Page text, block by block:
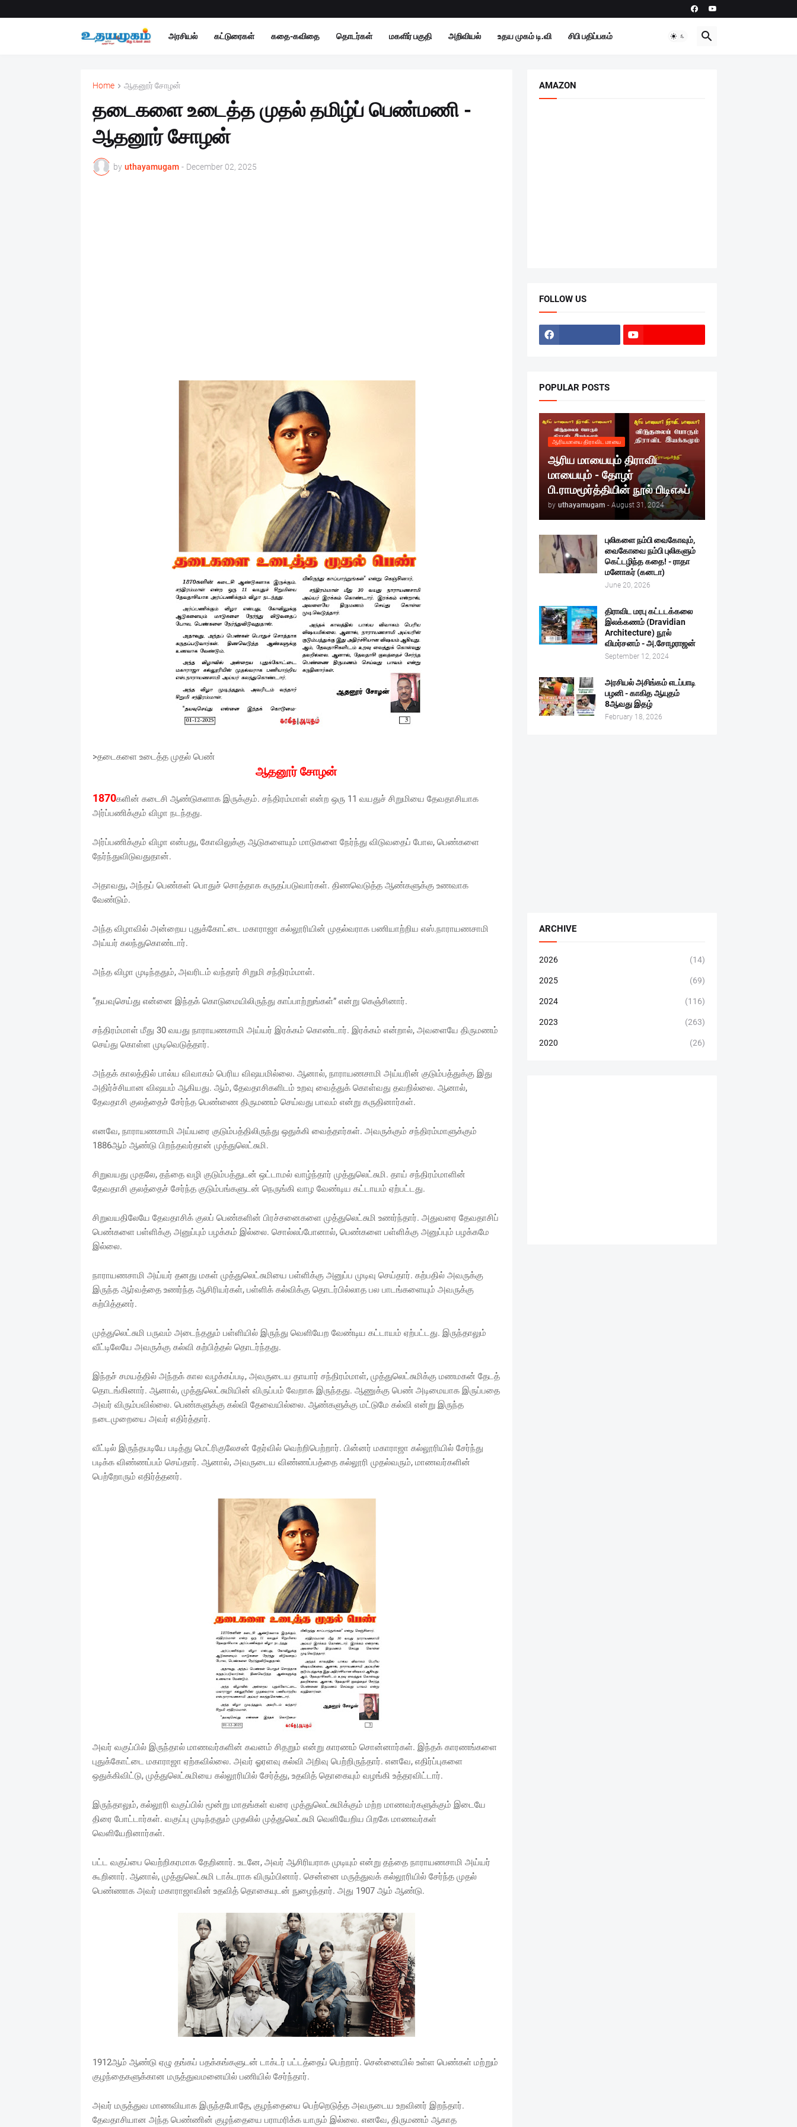
அரசியல் கட்டுரைகள் கதை-கவிதை தொடர்கள் மகளிர் பகுதி அறிவியல் உதய முகம் டி.வி சிபி பதிப்பகம்
Home ஆதனூர் சோழன்
தடைகளை உடைத்த முதல் தமிழ்ப் பெண்மணி -
ஆதனூர் சோழன்
by uthayamugam - December 02, 2025
>தடைகளை உடைத்த முதல் பெண்
ஆதனூர் சோழன்
1870களின் கடைசி ஆண்டுகளாக இருக்கும். சந்திரம்மாள் என்ற ஒரு 11 வயதுச் சிறுமியை தேவதாசியாக
அர்ப்பணிக்கும் விழா நடந்தது.
அர்ப்பணிக்கும் விழா என்பது, கோவிலுக்கு ஆடுகளையும் மாடுகளை நேர்ந்து விடுவதைப் போல, பெண்களை
நேர்ந்துவிடுவதுதான்.
அதாவது, அந்தப் பெண்கள் பொதுச் சொத்தாக கருதப்படுவார்கள். திணவெடுத்த ஆண்களுக்கு உணவாக
வேண்டும்.
அந்த விழாவில் அன்றைய புதுக்கோட்டை மகாராஜா கல்லூரியின் முதல்வராக பணியாற்றிய எஸ்.நாராயணசாமி
அய்யர் கலந்துகொண்டார்.
அந்த விழா முடிந்ததும், அவரிடம் வந்தார் சிறுமி சந்திரம்மாள்.
“தயவுசெய்து என்னை இந்தக் கொடுமையிலிருந்து காப்பாற்றுங்கள்” என்று கெஞ்சினார்.
சந்திரம்மாள் மீது 30 வயது நாராயணசாமி அய்யர் இரக்கம் கொண்டார். இரக்கம் என்றால், அவளையே திருமணம்
செய்து கொள்ள முடிவெடுத்தார்.
அந்தக் காலத்தில் பால்ய விவாகம் பெரிய விஷயமில்லை. ஆனால், நாராயணசாமி அய்யரின் குடும்பத்துக்கு இது
அதிர்ச்சியான விஷயம் ஆகியது. ஆம், தேவதாசிகளிடம் உறவு வைத்துக் கொள்வது தவறில்லை. ஆனால்,
தேவதாசி குலத்தைச் சேர்ந்த பெண்ணை திருமணம் செய்வது பாவம் என்று கருதினார்கள்.
எனவே, நாராயணசாமி அய்யரை குடும்பத்திலிருந்து ஒதுக்கி வைத்தார்கள். அவருக்கும் சந்திரம்மாளுக்கும்
1886ஆம் ஆண்டு பிறந்தவர்தான் முத்துலெட்சுமி.
சிறுவயது முதலே, தந்தை வழி குடும்பத்துடன் ஒட்டாமல் வாழ்ந்தார் முத்துலெட்சுமி. தாய் சந்திரம்மாளின்
தேவதாசி குலத்தைச் சேர்ந்த குடும்பங்களுடன் நெருங்கி வாழ வேண்டிய கட்டாயம் ஏற்பட்டது.
சிறுவயதிலேயே தேவதாசிக் குலப் பெண்களின் பிரச்சனைகளை முத்துலெட்சுமி உணர்ந்தார். அதுவரை தேவதாசிப்
பெண்களை பள்ளிக்கு அனுப்பும் பழக்கம் இல்லை. சொல்லப்போனால், பெண்களை பள்ளிக்கு அனுப்பும் பழக்கமே
இல்லை.
நாராயணசாமி அய்யர் தனது மகள் முத்துலெட்சுமியை பள்ளிக்கு அனுப்ப முடிவு செய்தார். கற்பதில் அவருக்கு
இருந்த ஆர்வத்தை உணர்ந்த ஆசிரியர்கள், பள்ளிக் கல்விக்கு தொடர்பில்லாத பல பாடங்களையும் அவருக்கு
கற்பித்தனர்.
முத்துலெட்சுமி பருவம் அடைந்ததும் பள்ளியில் இருந்து வெளியேற வேண்டிய கட்டாயம் ஏற்பட்டது. இருந்தாலும்
வீட்டிலேயே அவருக்கு கல்வி கற்பித்தல் தொடர்ந்தது.
இந்தச் சமயத்தில் அந்தக் கால வழக்கப்படி, அவருடைய தாயார் சந்திரம்மாள், முத்துலெட்சுமிக்கு மணமகன் தேடத்
தொடங்கினார். ஆனால், முத்துலெட்சுமியின் விருப்பம் வேறாக இருந்தது. ஆணுக்கு பெண் அடிமையாக இருப்பதை
அவர் விரும்பவில்லை. பெண்களுக்கு கல்வி தேவையில்லை. ஆண்களுக்கு மட்டுமே கல்வி என்று இருந்த
நடைமுறையை அவர் எதிர்த்தார்.
வீட்டில் இருந்தபடியே படித்து மெட்ரிகுலேசன் தேர்வில் வெற்றிபெற்றார். பின்னர் மகாராஜா கல்லூரியில் சேர்ந்து
படிக்க விண்ணப்பம் செய்தார். ஆனால், அவருடைய விண்ணப்பத்தை கல்லூரி முதல்வரும், மாணவர்களின்
பெற்றோரும் எதிர்த்தனர்.
அவர் வகுப்பில் இருந்தால் மாணவர்களின் கவனம் சிதறும் என்று காரணம் சொன்னார்கள். இந்தக் காரணங்களை
புதுக்கோட்டை மகாராஜா ஏற்கவில்லை. அவர் ஓரளவு கல்வி அறிவு பெற்றிருந்தார். எனவே, எதிர்ப்புகளை
ஒதுக்கிவிட்டு, முத்துலெட்சுமியை கல்லூரியில் சேர்த்து, உதவித் தொகையும் வழங்கி உத்தரவிட்டார்.
இருந்தாலும், கல்லூரி வகுப்பில் மூன்று மாதங்கள் வரை முத்துலெட்சுமிக்கும் மற்ற மாணவர்களுக்கும் இடையே
திரை போட்டார்கள். வகுப்பு முடிந்ததும் முதலில் முத்துலெட்சுமி வெளியேறிய பிறகே மாணவர்கள்
வெளியேறினார்கள்.
பட்ட வகுப்பை வெற்றிகரமாக தேறினார். உடனே, அவர் ஆசிரியராக முடியும் என்று தந்தை நாராயணசாமி அய்யர்
கூறினார். ஆனால், முத்துலெட்சுமி டாக்டராக விரும்பினார். சென்னை மருத்துவக் கல்லூரியில் சேர்ந்த முதல்
பெண்ணாக அவர் மகாராஜாவின் உதவித் தொகையுடன் நுழைந்தார். அது 1907 ஆம் ஆண்டு.
1912ஆம் ஆண்டு ஏழு தங்கப் பதக்கங்களுடன் டாக்டர் பட்டத்தைப் பெற்றார். சென்னையில் உள்ள பெண்கள் மற்றும்
குழந்தைகளுக்கான மருத்துவமனையில் பணியில் சேர்ந்தார்.
அவர் மருத்துவ மாணவியாக இருந்தபோதே, குழந்தையை பெற்றெடுத்த அவருடைய உறவினர் இறந்தார்.
தேவதாசியான அந்த பெண்ணின் குழந்தையை பராமரிக்க யாரும் இல்லை. எனவே, திருமணம் ஆகாத
AMAZON
FOLLOW US
POPULAR POSTS
ஆரியமாயை திராவிட மாயை
ஆரிய மாயையும் திராவிட
மாயையும் - தோழர்
பி.ராமமூர்த்தியின் நூல் பிடிஎஃப்
by uthayamugam - August 31, 2024
புலிகளை நம்பி வைகோவும்,
வைகோவை நம்பி புலிகளும்
கெட்டழிந்த கதை! - ராதா
மனோகர் (கனடா)
June 20, 2026
திராவிட மரபு கட்டடக்கலை
இலக்கணம் (Dravidian
Architecture) நூல்
விமர்சனம் - அ.சோழராஜன்
September 12, 2024
அரசியல் அசிங்கம் எடப்பாடி
பழனி - காகித ஆயுதம்
8ஆவது இதழ்
February 18, 2026
ARCHIVE
2026 (14)
2025 (69)
2024 (116)
2023 (263)
2020 (26)